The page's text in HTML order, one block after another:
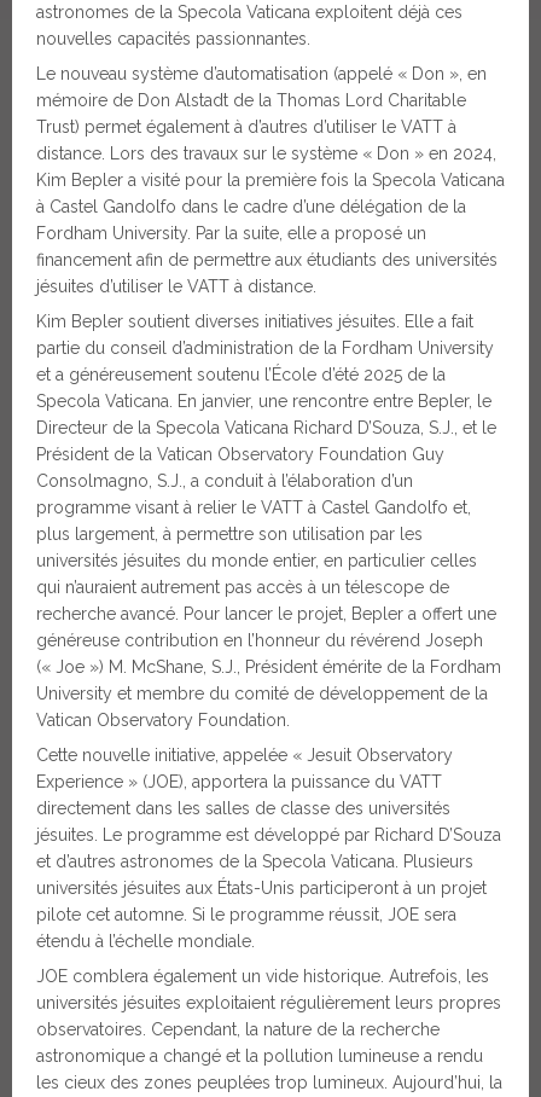
astronomes de la Specola Vaticana exploitent déjà ces
nouvelles capacités passionnantes.
Le nouveau système d’automatisation (appelé « Don », en
mémoire de Don Alstadt de la Thomas Lord Charitable
Trust) permet également à d’autres d’utiliser le VATT à
distance. Lors des travaux sur le système « Don » en 2024,
Kim Bepler a visité pour la première fois la Specola Vaticana
à Castel Gandolfo dans le cadre d’une délégation de la
Fordham University. Par la suite, elle a proposé un
financement afin de permettre aux étudiants des universités
jésuites d’utiliser le VATT à distance.
Kim Bepler soutient diverses initiatives jésuites. Elle a fait
partie du conseil d’administration de la Fordham University
et a généreusement soutenu l’École d’été 2025 de la
Specola Vaticana. En janvier, une rencontre entre Bepler, le
Directeur de la Specola Vaticana Richard D’Souza, S.J., et le
Président de la Vatican Observatory Foundation Guy
Consolmagno, S.J., a conduit à l’élaboration d’un
programme visant à relier le VATT à Castel Gandolfo et,
plus largement, à permettre son utilisation par les
universités jésuites du monde entier, en particulier celles
qui n’auraient autrement pas accès à un télescope de
recherche avancé. Pour lancer le projet, Bepler a offert une
généreuse contribution en l’honneur du révérend Joseph
(« Joe ») M. McShane, S.J., Président émérite de la Fordham
University et membre du comité de développement de la
Vatican Observatory Foundation.
Cette nouvelle initiative, appelée « Jesuit Observatory
Experience » (JOE), apportera la puissance du VATT
directement dans les salles de classe des universités
jésuites. Le programme est développé par Richard D’Souza
et d’autres astronomes de la Specola Vaticana. Plusieurs
universités jésuites aux États-Unis participeront à un projet
pilote cet automne. Si le programme réussit, JOE sera
étendu à l’échelle mondiale.
JOE comblera également un vide historique. Autrefois, les
universités jésuites exploitaient régulièrement leurs propres
observatoires. Cependant, la nature de la recherche
astronomique a changé et la pollution lumineuse a rendu
les cieux des zones peuplées trop lumineux. Aujourd’hui, la